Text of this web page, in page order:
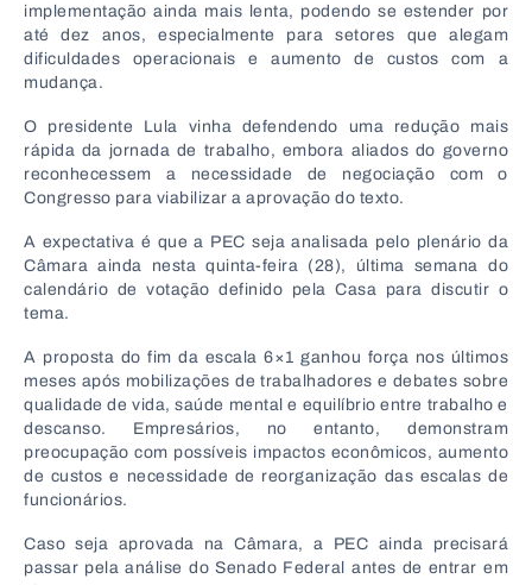
implementação ainda mais lenta, podendo se estender por
até dez anos, especialmente para setores que alegam
dificuldades operacionais e aumento de custos com a
mudança.
O presidente Lula vinha defendendo uma redução mais
rápida da jornada de trabalho, embora aliados do governo
reconhecessem a necessidade de negociação com o
Congresso para viabilizar a aprovação do texto.
A expectativa é que a PEC seja analisada pelo plenário da
Câmara ainda nesta quinta-feira (28), última semana do
calendário de votação definido pela Casa para discutir o
tema.
A proposta do fim da escala 6×1 ganhou força nos últimos
meses após mobilizações de trabalhadores e debates sobre
qualidade de vida, saúde mental e equilíbrio entre trabalho e
descanso. Empresários, no entanto, demonstram
preocupação com possíveis impactos econômicos, aumento
de custos e necessidade de reorganização das escalas de
funcionários.
Caso seja aprovada na Câmara, a PEC ainda precisará
passar pela análise do Senado Federal antes de entrar em